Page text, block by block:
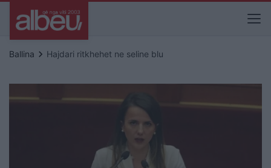
Ballina keyboard_arrow_right Hajdari ritkhehet ne seline blu